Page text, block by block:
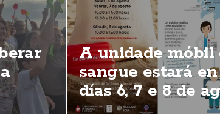
A unidade móbil
sangue estará
días 6, 7 e 8 de